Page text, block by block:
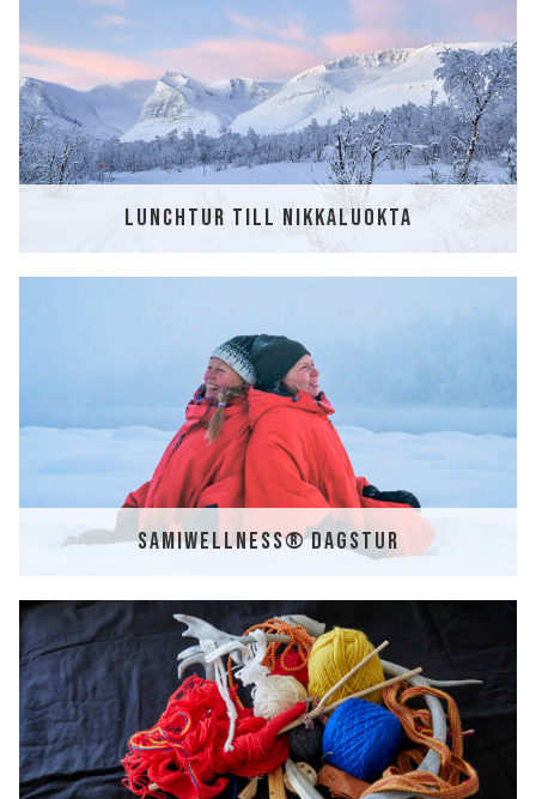
Sök efter:
Sök
EN
LUNCHTUR TILL NIKKALUOKTA
SAMIWELLNESS® DAGSTUR